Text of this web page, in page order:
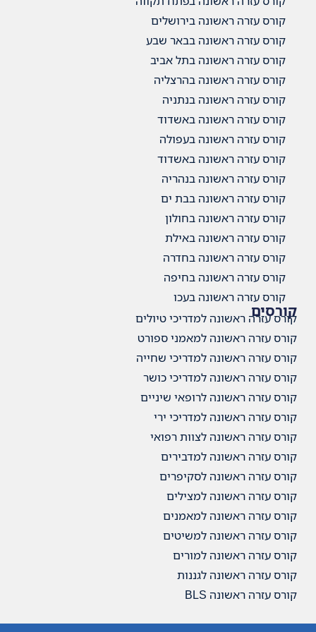
בירושלים
בבאר שבע
בתל אביב
בהרצליה
בנתניה
באשדוד
בעפולה
באשדוד
בנהריה
בבת ים
בחולון
באילת
בחדרה
בחיפה
טיולים
ספורט
שחייה
כושר
שיניים
ירי
רפואי